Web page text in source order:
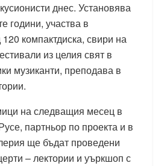
днес. Установява
години, участва в
компактдиска, свири на
из целия свят в
музиканти, преподава в
на следващия месец в
партньор по проекта и в
ще бъдат проведени
– лектории и уъркшоп с